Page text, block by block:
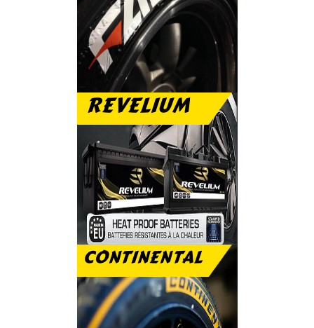
تمتع مع فالكن بنعومة
الطريق والهدوء التام
بطارية ريفيليم ضمان
عام مجانى
REVELIUM
رفاهية الاستخدام
CONTINENTAL